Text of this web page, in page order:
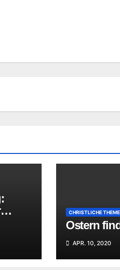
CHRISTLICHE
Ostern
APR. 10, 2020